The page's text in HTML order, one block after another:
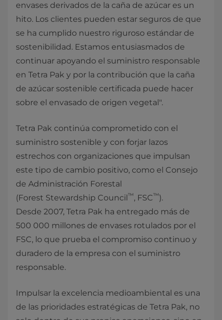
envases derivados de la caña de azúcar es un
hito. Los clientes pueden estar seguros de que
se ha cumplido nuestro riguroso estándar de
sostenibilidad. Estamos entusiasmados de
continuar apoyando el suministro responsable
en Tetra Pak y por la contribución que la caña
de azúcar sostenible certificada puede hacer
sobre el envasado de origen vegetal".
Tetra Pak continúa comprometido con el
suministro sostenible y con forjar lazos
estrechos con organizaciones que impulsan
este tipo de cambio positivo, como el Consejo
de Administración Forestal
(Forest Stewardship Council™, FSC™).
Desde 2007, Tetra Pak ha entregado más de
500 000 millones de envases rotulados por el
FSC, lo que prueba el compromiso continuo y
duradero de la empresa con el suministro
responsable.
Impulsar la excelencia medioambiental es una
de las prioridades estratégicas de Tetra Pak, no